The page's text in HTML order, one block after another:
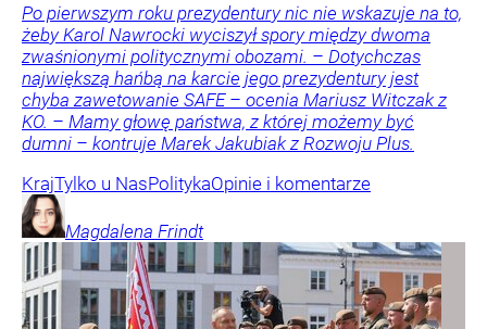
Po pierwszym roku prezydentury nic nie wskazuje na to,
żeby Karol Nawrocki wyciszył spory między dwoma
zwaśnionymi politycznymi obozami. – Dotychczas
największą hańbą na karcie jego prezydentury jest
chyba zawetowanie SAFE – ocenia Mariusz Witczak z
KO. – Mamy głowę państwa, z której możemy być
dumni – kontruje Marek Jakubiak z Rozwoju Plus.
KrajTylko u NasPolitykaOpinie i komentarze
Magdalena Frindt